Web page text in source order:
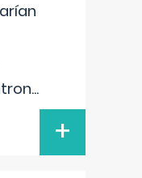
...
+